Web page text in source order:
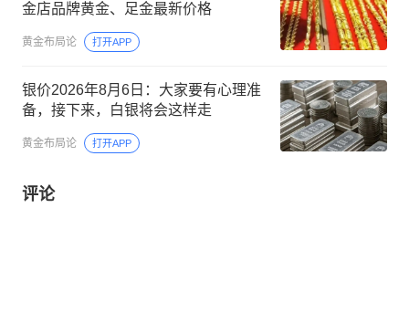
金店品牌黄金、足金最新价格
黄金布局论 打开APP
银价2026年8月6日：大家要有心理准
备，接下来，白银将会这样走
黄金布局论 打开APP
评论